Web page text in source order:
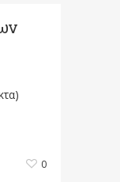
0